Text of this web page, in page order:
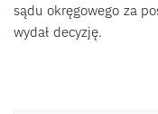
sądu okręgowego za
wydał decyzję.